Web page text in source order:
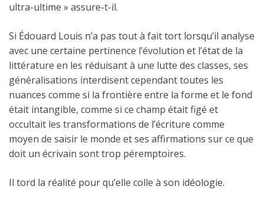
ultra-ultime » assure-t-il.
Si Édouard Louis n’a pas tout à fait tort lorsqu’il analyse
avec une certaine pertinence l’évolution et l’état de la
littérature en les réduisant à une lutte des classes, ses
généralisations interdisent cependant toutes les
nuances comme si la frontière entre la forme et le fond
était intangible, comme si ce champ était figé et
occultait les transformations de l’écriture comme
moyen de saisir le monde et ses affirmations sur ce que
doit un écrivain sont trop péremptoires.
Il tord la réalité pour qu’elle colle à son idéologie.